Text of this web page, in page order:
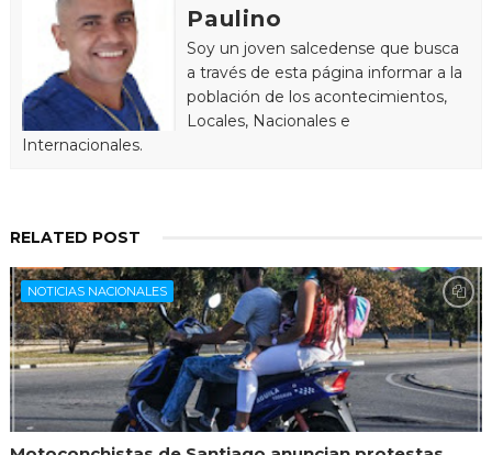
Paulino
Soy un joven salcedense que busca
a través de esta página informar a la
población de los acontecimientos,
Locales, Nacionales e
Internacionales.
RELATED POST
NOTICIAS NACIONALES